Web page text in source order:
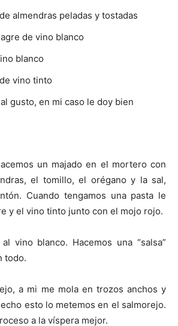
almendras peladas y tostadas
de vino blanco
blanco
vino tinto
gusto, en mi caso le doy bien
un majado en el mortero con
el tomillo, el orégano y la sal,
Cuando tengamos una pasta le
y el vino tinto junto con el mojo rojo.
vino blanco. Hacemos una “salsa”
todo.
a mi me mola en trozos anchos y
esto lo metemos en el salmorejo.
a la víspera mejor.